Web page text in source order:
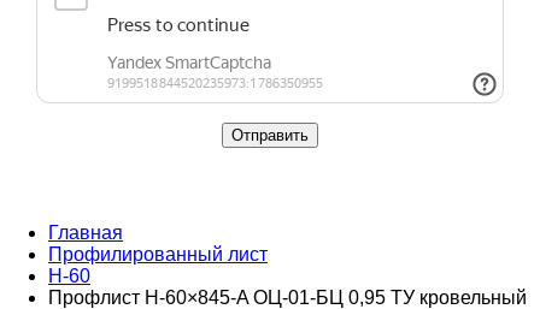
Главная
Профилированный лист
Н-60
Профлист Н-60×845-A ОЦ-01-БЦ 0,95 ТУ кровельный